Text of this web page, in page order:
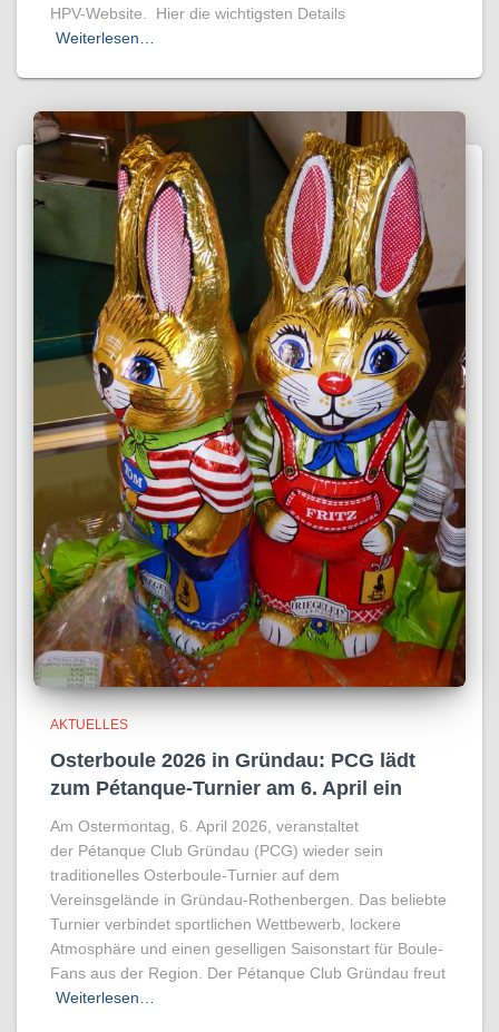
HPV-Website. Hier die wichtigsten Details
Weiterlesen…
AKTUELLES
Osterboule 2026 in Gründau: PCG lädt
zum Pétanque-Turnier am 6. April ein
Am Ostermontag, 6. April 2026, veranstaltet
der Pétanque Club Gründau (PCG) wieder sein
traditionelles Osterboule-Turnier auf dem
Vereinsgelände in Gründau-Rothenbergen. Das beliebte
Turnier verbindet sportlichen Wettbewerb, lockere
Atmosphäre und einen geselligen Saisonstart für Boule-
Fans aus der Region. Der Pétanque Club Gründau freut
Weiterlesen…